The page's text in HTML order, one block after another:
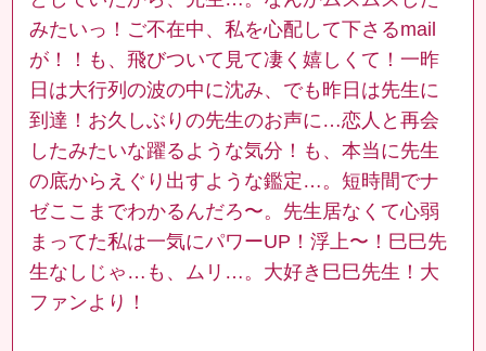
みたいっ！ご不在中、私を心配して下さるmail
が！！も、飛びついて見て凄く嬉しくて！一昨
日は大行列の波の中に沈み、でも昨日は先生に
到達！お久しぶりの先生のお声に…恋人と再会
したみたいな躍るような気分！も、本当に先生
の底からえぐり出すような鑑定…。短時間でナ
ゼここまでわかるんだろ〜。先生居なくて心弱
まってた私は一気にパワーUP！浮上〜！巳巳先
生なしじゃ…も、ムリ…。大好き巳巳先生！大
ファンより！